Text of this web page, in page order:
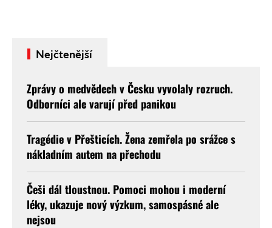
Nejčtenější
Zprávy o medvědech v Česku vyvolaly rozruch.
Odborníci ale varují před panikou
Tragédie v Přešticích. Žena zemřela po srážce s
nákladním autem na přechodu
Češi dál tloustnou. Pomoci mohou i moderní
léky, ukazuje nový výzkum, samospásné ale
nejsou